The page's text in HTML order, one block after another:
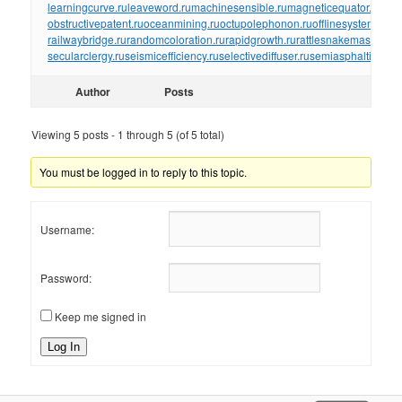
learningcurve.ruleaveword.rumachinesensible.rumagneticequator.ru
obstructivepatent.ruoceanmining.ruoctupolephonon.ruofflinesystem.ru
railwaybridge.rurandomcoloration.rurapidgrowth.rurattlesnakemaster.ru
secularclergy.ruseismicefficiency.ruselectivediffuser.ru
Author Posts
Viewing 5 posts - 1 through 5 (of 5 total)
You must be logged in to reply to this topic.
Username:
Password:
Keep me signed in
Log In